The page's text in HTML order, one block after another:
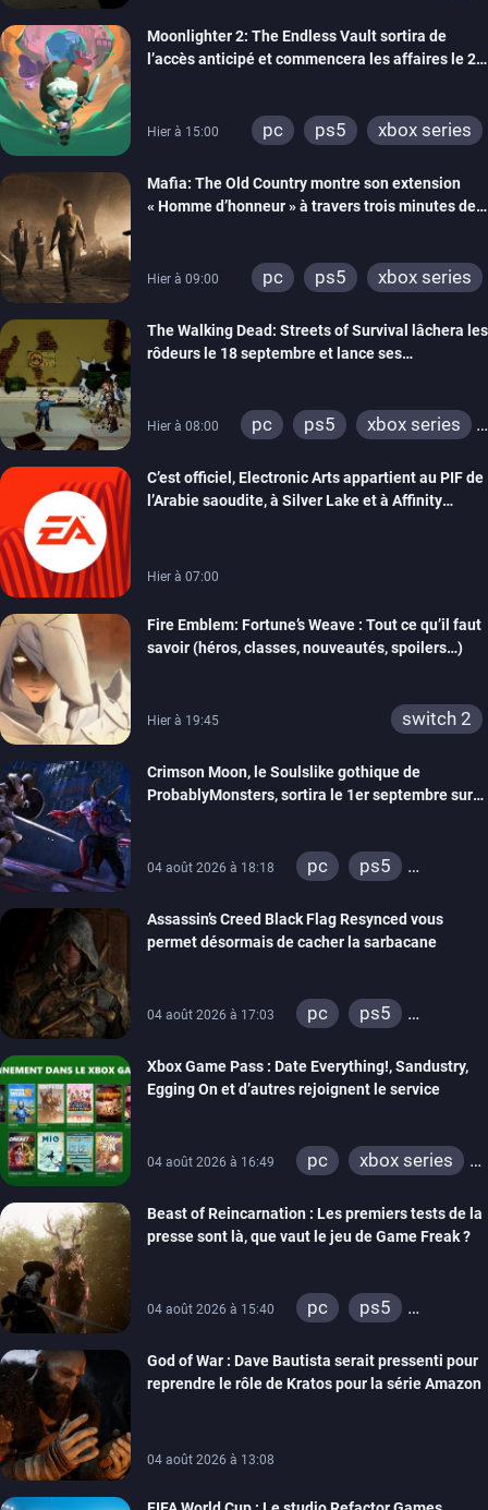
Moonlighter 2: The Endless Vault sortira de
l’accès anticipé et commencera les affaires le 2
Hier à 15:00 pc ps5 xbox series
Mafia: The Old Country montre son extension
« Homme d’honneur » à travers trois minutes de
Hier à 09:00 pc ps5 xbox series
The Walking Dead: Streets of Survival lâchera les
rôdeurs le 18 septembre et lance ses
Hier à 08:00 pc ps5
xbox series
C’est officiel, Electronic Arts appartient au PIF de
l’Arabie saoudite, à Silver Lake et à Affinity
Hier à 07:00
Fire Emblem: Fortune’s Weave : Tout ce qu’il faut
savoir (héros, classes, nouveautés, spoilers…)
Hier à 19:45 switch 2
Crimson Moon, le Soulslike gothique de
ProbablyMonsters, sortira le 1er septembre sur
04 août 2026 à 18:18 pc
ps5
Assassin’s Creed Black Flag Resynced vous
permet désormais de cacher la sarbacane
04 août 2026 à 17:03 pc
ps5
Xbox Game Pass : Date Everything!, Sandustry,
Egging On et d’autres rejoignent le service
04 août 2026 à 16:49 pc
xbox series
Beast of Reincarnation : Les premiers tests de la
presse sont là, que vaut le jeu de Game Freak ?
04 août 2026 à 15:40 pc
ps5
God of War : Dave Bautista serait pressenti pour
reprendre le rôle de Kratos pour la série Amazon
04 août 2026 à 13:08